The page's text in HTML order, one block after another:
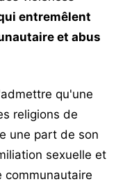
entremêlent
et abus
qu'une
religions de
une part de son
sexuelle et
communautaire